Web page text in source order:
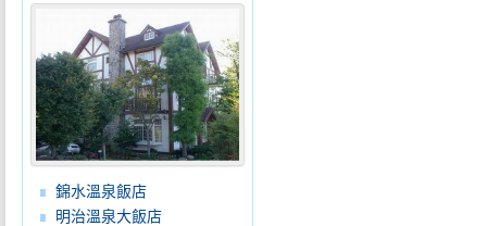
錦水溫泉飯店
明治溫泉大飯店